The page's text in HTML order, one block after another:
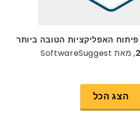
האפליקציות הטובה ביותר
, מאת SoftwareSuggest
הצג הכל